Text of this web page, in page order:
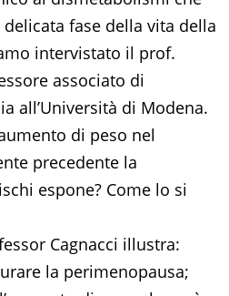
fase della vita della
intervistato il prof.
associato di
all’Università di Modena.
di peso nel
precedente la
espone? Come lo si
Cagnacci illustra:
la perimenopausa;